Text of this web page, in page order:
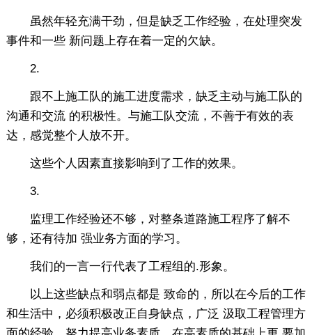
虽然年轻充满干劲，但是缺乏工作经验，在处理突发
事件和一些 新问题上存在着一定的欠缺。
2.
跟不上施工队的施工进度需求，缺乏主动与施工队的
沟通和交流 的积极性。与施工队交流，不善于有效的表
达，感觉整个人放不开。
这些个人因素直接影响到了工作的效果。
3.
监理工作经验还不够，对整条道路施工程序了解不
够，还有待加 强业务方面的学习。
我们的一言一行代表了工程组的.形象。
以上这些缺点和弱点都是 致命的，所以在今后的工作
和生活中，必须积极改正自身缺点，广泛 汲取工程管理方